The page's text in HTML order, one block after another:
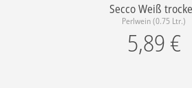
Secco Weiß
Perlwein (0.75 Ltr.)
5,89 €